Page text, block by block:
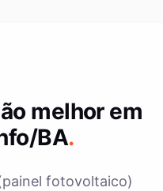
melhor em
BA.
fotovoltaico)